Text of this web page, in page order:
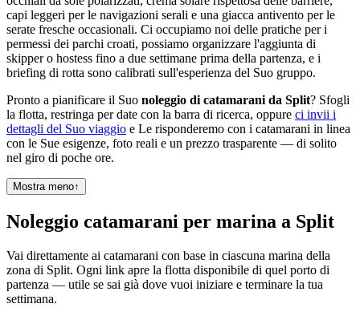
capi leggeri per le navigazioni serali e una giacca antivento per le
serate fresche occasionali. Ci occupiamo noi delle pratiche per i
permessi dei parchi croati, possiamo organizzare l'aggiunta di
skipper o hostess fino a due settimane prima della partenza, e i
briefing di rotta sono calibrati sull'esperienza del Suo gruppo.
Pronto a pianificare il Suo noleggio di catamarani da Split? Sfogli
la flotta, restringa per date con la barra di ricerca, oppure ci invii i
dettagli del Suo viaggio e Le risponderemo con i catamarani in linea
con le Sue esigenze, foto reali e un prezzo trasparente — di solito
nel giro di poche ore.
Mostra meno↑
Noleggio catamarani per marina a Split
Vai direttamente ai catamarani con base in ciascuna marina della
zona di Split. Ogni link apre la flotta disponibile di quel porto di
partenza — utile se sai già dove vuoi iniziare e terminare la tua
settimana.